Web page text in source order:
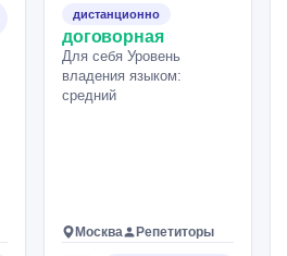
дистанционно
договорная
Для себя Уровень
владения языком:
средний
Москва
Репетиторы